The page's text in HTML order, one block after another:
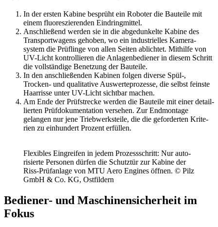
In der ersten Kabine besprüht ein Roboter die Bauteile mit
einem fluo­res­zie­renden Eindring­mittel.
Anschlie­ßend werden sie in die abge­dun­kelte Kabine des
Trans­port­wa­gens gehoben, wo ein indus­tri­elles Kame­ra­
system die Prüf­linge von allen Seiten ablichtet. Mithilfe von
UV-Licht kontrol­lieren die Anla­gen­be­diener in diesem Schritt
die voll­stän­dige Benet­zung der Bauteile.
In den anschlie­ßenden Kabinen folgen diverse Spül‑,
Trocken- und quali­ta­tive Auswer­te­pro­zesse, die selbst feinste
Haar­risse unter UV-Licht sichtbar machen.
Am Ende der Prüf­strecke werden die Bauteile mit einer detail­
lierten Prüf­do­ku­men­ta­tion versehen. Zur Endmon­tage
gelangen nur jene Trieb­werks­teile, die die gefor­derten Krite­
rien zu einhun­dert Prozent erfüllen.
Flexi­bles Eingreifen in jedem Prozess­schritt: Nur auto­
ri­sierte Personen dürfen die Schutztür zur Kabine der
Riss-Prüf­an­lage von MTU Aero Engines öffnen. © Pilz
GmbH & Co. KG, Ostfil­dern
Bediener- und Maschi­nen­si­cher­heit im
Fokus